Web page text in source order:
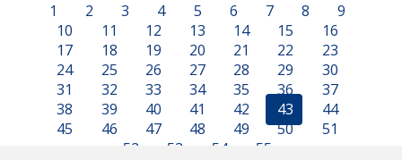
1 2 3 4 5 6 7 8
9
10
11 12 13 14 15
16
17
18 19 20 21 22
23
24
25 26 27 28 29
30
31
32 33 34 35 36
37
38
39 40 41 42 43
44
45
46 47 48 49 50
51
52
53 54 55